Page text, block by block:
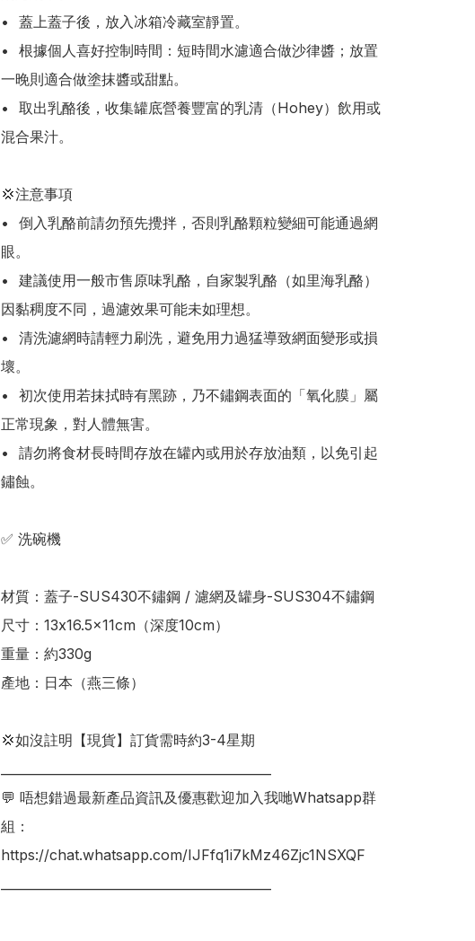
•	蓋上蓋子後，放入冰箱冷藏室靜置。
•	根據個人喜好控制時間：短時間水濾適合做沙律醬；放置
一晚則適合做塗抹醬或甜點。
•	取出乳酪後，收集罐底營養豐富的乳清（Hohey）飲用或
混合果汁。
💢注意事項
•	倒入乳酪前請勿預先攪拌，否則乳酪顆粒變細可能通過網
眼。
•	建議使用一般市售原味乳酪，自家製乳酪（如里海乳酪）
因黏稠度不同，過濾效果可能未如理想。
•	清洗濾網時請輕力刷洗，避免用力過猛導致網面變形或損
壞。
•	初次使用若抹拭時有黑跡，乃不鏽鋼表面的「氧化膜」屬
正常現象，對人體無害。
•	請勿將食材長時間存放在罐內或用於存放油類，以免引起
鏽蝕。
✅ 洗碗機
材質：蓋子-SUS430不鏽鋼 / 濾網及罐身-SUS304不鏽鋼
尺寸：13x16.5x11cm（深度10cm）
重量：約330g
產地：日本（燕三條）
💢如沒註明【現貨】訂貨需時約3-4星期
💬 唔想錯過最新產品資訊及優惠歡迎加入我哋Whatsapp群
組：
https://chat.whatsapp.com/IJFfq1i7kMz46Zjc1NSXQF